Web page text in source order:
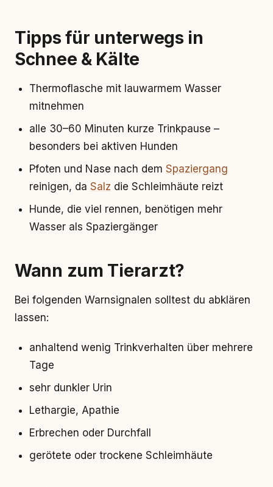
Tipps für unterwegs in
Schnee & Kälte
Thermoflasche mit lauwarmem Wasser
mitnehmen
alle 30–60 Minuten kurze Trinkpause –
besonders bei aktiven Hunden
Pfoten und Nase nach dem Spaziergang
reinigen, da Salz die Schleimhäute reizt
Hunde, die viel rennen, benötigen mehr
Wasser als Spaziergänger
Wann zum Tierarzt?
Bei folgenden Warnsignalen solltest du abklären
lassen:
anhaltend wenig Trinkverhalten über mehrere
Tage
sehr dunkler Urin
Lethargie, Apathie
Erbrechen oder Durchfall
gerötete oder trockene Schleimhäute